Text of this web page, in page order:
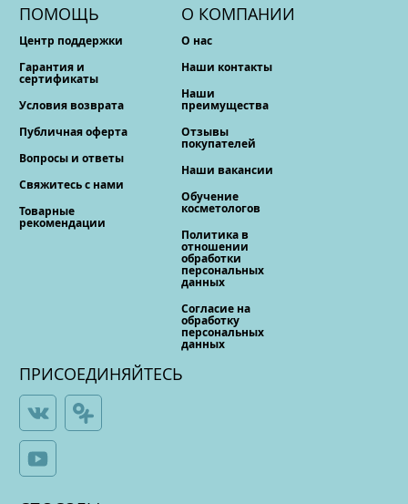
ПОМОЩЬ
Центр поддержки
Гарантия и
сертификаты
Условия возврата
Публичная оферта
Вопросы и ответы
Свяжитесь с нами
Товарные
рекомендации
О КОМПАНИИ
О нас
Наши контакты
Наши
преимущества
Отзывы
покупателей
Наши вакансии
Обучение
косметологов
Политика в
отношении
обработки
персональных
данных
Согласие на
обработку
персональных
данных
ПРИСОЕДИНЯЙТЕСЬ